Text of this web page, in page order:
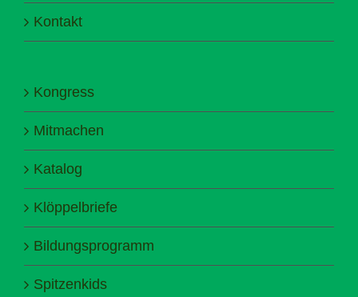
Kontakt
Kongress
Mitmachen
Katalog
Klöppelbriefe
Bildungsprogramm
Spitzenkids